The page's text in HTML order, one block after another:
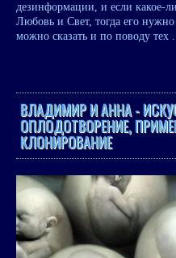
дезинформации, и если какое-
Любовь и Свет, тогда его
можно сказать и по поводу тех
ВЛАДИМИР И АННА -
ОПЛОДОТВОРЕНИЕ,
КЛОНИРОВАНИЕ